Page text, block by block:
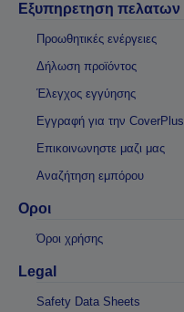
Εξυπηρετηση πελατων
Προωθητικές ενέργειες
Δήλωση προϊόντος
Έλεγχος εγγύησης
Εγγραφή για την CoverPlus
Επικοινωνηστε μαζι μας
Αναζήτηση εμπόρου
Οροι
Όροι χρήσης
Legal
Safety Data Sheets